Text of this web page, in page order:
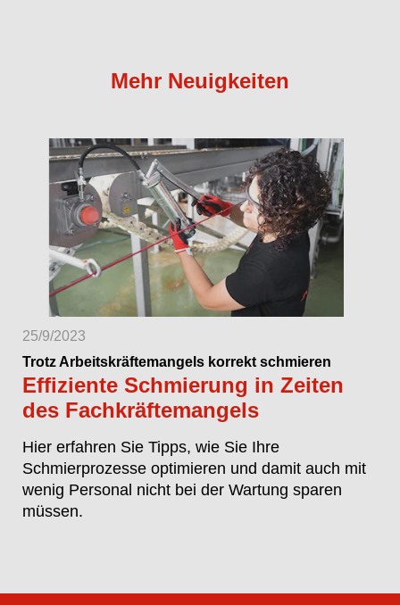
Mehr Neuigkeiten
25/9/2023
Trotz Arbeitskräftemangels korrekt schmieren
Effiziente Schmierung in Zeiten
des Fachkräftemangels
Hier erfahren Sie Tipps, wie Sie Ihre
Schmierprozesse optimieren und damit auch mit
wenig Personal nicht bei der Wartung sparen
müssen.